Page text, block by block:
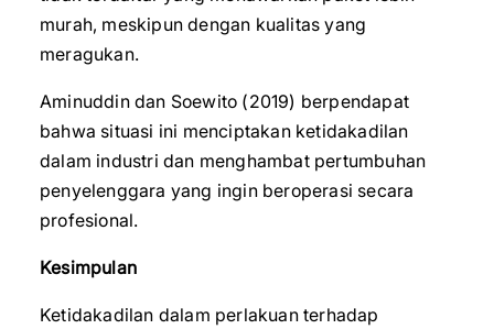
murah, meskipun dengan kualitas yang
meragukan.
Aminuddin dan Soewito (2019) berpendapat
bahwa situasi ini menciptakan ketidakadilan
dalam industri dan menghambat pertumbuhan
penyelenggara yang ingin beroperasi secara
profesional.
Kesimpulan
Ketidakadilan dalam perlakuan terhadap